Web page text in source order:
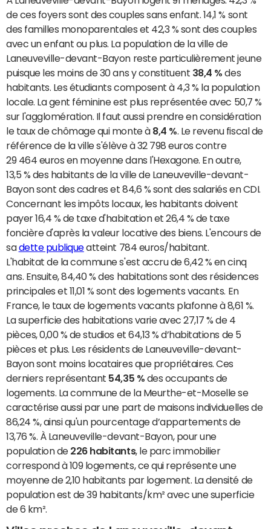
de ces foyers sont des couples sans enfant. 14,1 % sont
des familles monoparentales et 42,3 % sont des couples
avec un enfant ou plus. La population de la ville de
Laneuveville-devant-Bayon reste particulièrement jeune
puisque les moins de 30 ans y constituent 38,4 % des
habitants. Les étudiants composent à 4,3 % la population
locale. La gent féminine est plus représentée avec 50,7 %
sur l'agglomération. Il faut aussi prendre en considération
le taux de chômage qui monte à 8,4 % . Le revenu fiscal de
référence de la ville s'élève à 32 798 euros contre
29 464 euros en moyenne dans l'Hexagone. En outre,
13,5 % des habitants de la ville de Laneuveville-devant-
Bayon sont des cadres et 84,6 % sont des salariés en CDI.
Concernant les impôts locaux, les habitants doivent
payer 16,4 % de taxe d'habitation et 26,4 % de taxe
foncière d'après la valeur locative des biens. L'encours de
sadette publiqueatteint 784 euros/habitant.
L'habitat de la commune s'est accru de 6,42 % en cinq
ans. Ensuite, 84,40 % des habitations sont des résidences
principales et 11,01 % sont des logements vacants. En
France, le taux de logements vacants plafonne à 8,61 %.
La superficie des habitations varie avec 27,17 % de 4
pièces, 0,00 % de studios et 64,13 % d’habitations de 5
pièces et plus. Les résidents de Laneuveville-devant-
Bayon sont moins locataires que propriétaires. Ces
derniers représentant 54,35 % des occupants de
logements. La commune de la Meurthe-et-Moselle se
caractérise aussi par une part de maisons individuelles de
86,24 %, ainsi qu'un pourcentage d’appartements de
13,76 %. À Laneuveville-devant-Bayon, pour une
population de 226 habitants, le parc immobilier
correspond à 109 logements, ce qui représente une
moyenne de 2,10 habitants par logement. La densité de
population est de 39 habitants/km² avec une superficie
de 6 km².